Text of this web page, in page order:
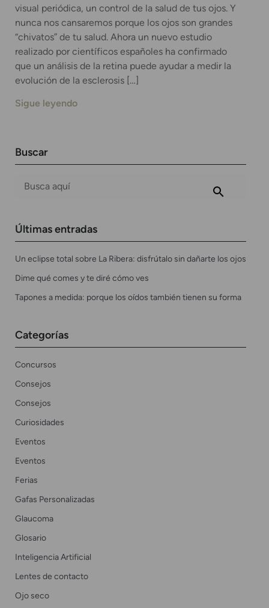
visual periódica, un control de la salud de tus ojos. Y
nunca nos cansaremos porque los ojos son grandes
“chivatos” de tu salud. Ahora un nuevo estudio
realizado por científicos españoles ha confirmado
que un análisis de la retina puede ayudar a medir la
evolución de la esclerosis […]
Sigue leyendo
Buscar
Últimas entradas
Un eclipse total sobre La Ribera: disfrútalo sin dañarte los ojos
Dime qué comes y te diré cómo ves
Tapones a medida: porque los oídos también tienen su forma
Categorías
Concursos
Consejos
Consejos
Curiosidades
Eventos
Eventos
Ferias
Gafas Personalizadas
Glaucoma
Glosario
Inteligencia Artificial
Lentes de contacto
Ojo seco